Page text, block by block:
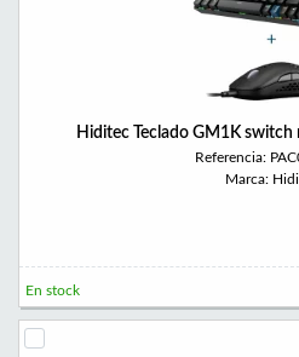
Hiditec Teclado GM1K switch
Referencia:
Marca:
En stock